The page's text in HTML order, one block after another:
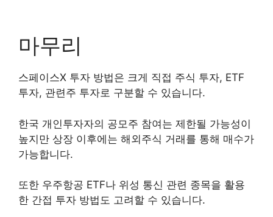
마무리
스페이스X 투자 방법은 크게 직접 주식 투자, ETF
투자, 관련주 투자로 구분할 수 있습니다.
한국 개인투자자의 공모주 참여는 제한될 가능성이
높지만 상장 이후에는 해외주식 거래를 통해 매수가
가능합니다.
또한 우주항공 ETF나 위성 통신 관련 종목을 활용
한 간접 투자 방법도 고려할 수 있습니다.